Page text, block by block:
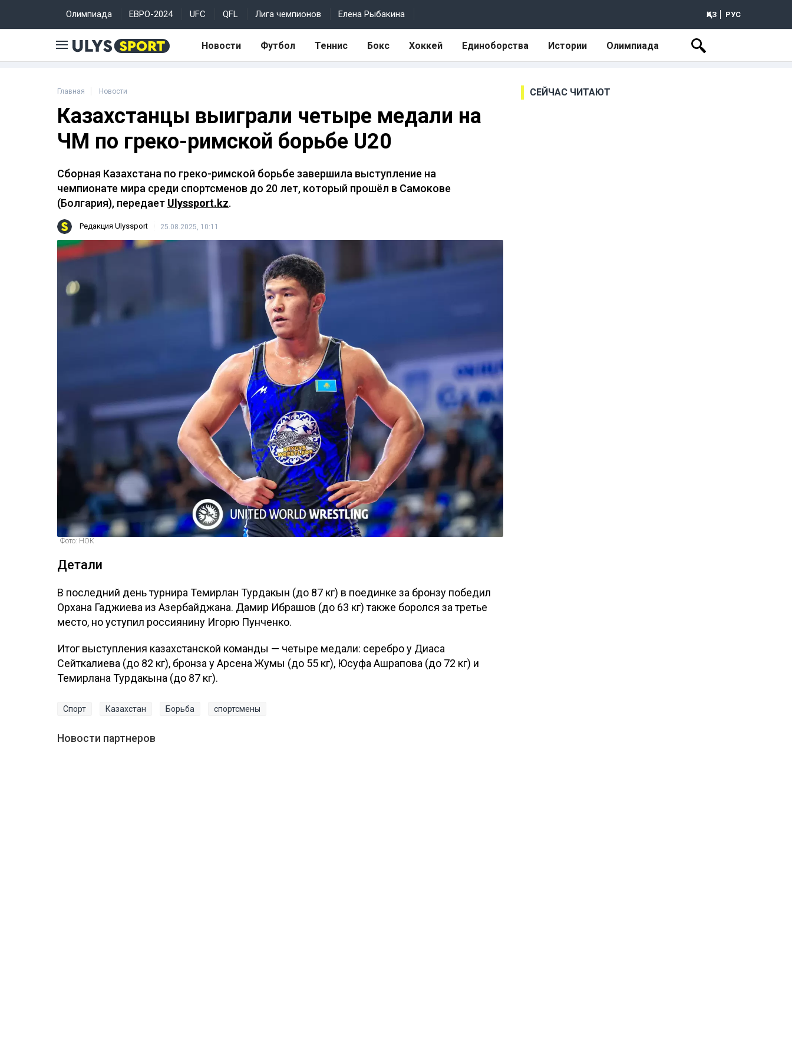
Олимпиада ЕВРО-2024 UFC QFL Лига чемпионов Елена Рыбакина ҚАЗ РУС
Новости Футбол Теннис Бокс Хоккей Единоборства Истории Олимпиада
Главная Новости
Казахстанцы выиграли четыре медали на
ЧМ по греко-римской борьбе U20
Сборная Казахстана по греко-римской борьбе завершила выступление на
чемпионате мира среди спортсменов до 20 лет, который прошёл в Самокове
(Болгария), передает Ulyssport.kz.
Редакция Ulyssport 25.08.2025, 10:11
Фото: НОК
Детали
В последний день турнира Темирлан Турдакын (до 87 кг) в поединке за бронзу победил
Орхана Гаджиева из Азербайджана. Дамир Ибрашов (до 63 кг) также боролся за третье
место, но уступил россиянину Игорю Пунченко.
Итог выступления казахстанской команды — четыре медали: серебро у Диаса
Сейткалиева (до 82 кг), бронза у Арсена Жумы (до 55 кг), Юсуфа Ашрапова (до 72 кг) и
Темирлана Турдакына (до 87 кг).
Спорт Казахстан Борьба спортсмены
Новости партнеров
СЕЙЧАС ЧИТАЮТ